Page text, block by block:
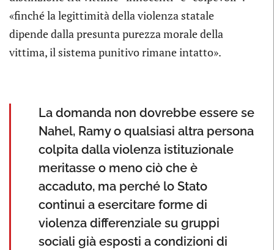
«finché la legittimità della violenza statale
dipende dalla presunta purezza morale della
vittima, il sistema punitivo rimane intatto».
La domanda non dovrebbe essere se
Nahel, Ramy o qualsiasi altra persona
colpita dalla violenza istituzionale
meritasse o meno ciò che è
accaduto, ma perché lo Stato
continui a esercitare forme di
violenza differenziale su gruppi
sociali già esposti a condizioni di